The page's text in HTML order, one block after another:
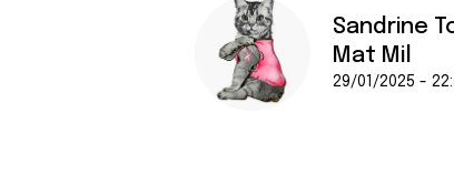
Sandrine
Mat Mil
29/01/2025 -